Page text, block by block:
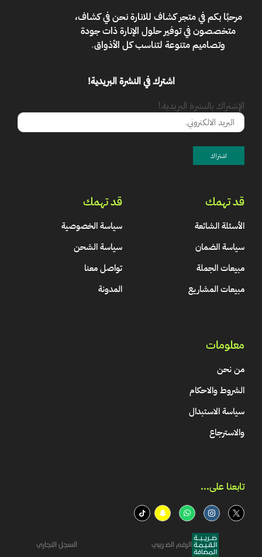
مرحبًا بكم فيمتجر كشاف للانارةنحن في كشاف،
متخصصون في توفير حلول الإنارة ذات جودة
وتصاميم متنوعة لتناسب كل الأذواق.
اشترك في النشرة البريدية!
الإشتراك بالنشرة البريدية.!
قد تهمك
الأسئلة الشائعة
سياسة الضمان
مبيعات الجملة
مبيعات المشاريع
قد تهمك
سياسة الخصوصية
سياسة الشحن
تواصل معنا
المدونة
معلومات
من نحن
الشروط والاحكام
سياسة الاستبدال
والاسترجاع
تابعنا على...​
الرقم الضريبي السجل التجاري